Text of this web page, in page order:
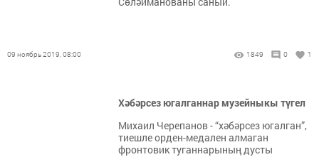
09 ноябрь 2019, 08:00 1849 0 1
Хәбәрсез югалганнар музейныкы түгел
Михаил Черепанов - “хәбәрсез югалган”,
тиешле орден-медален алмаган
фронтовик туганнарының дусты